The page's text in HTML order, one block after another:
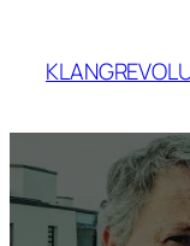
springen